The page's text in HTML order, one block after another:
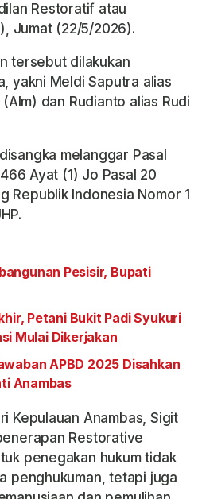
Restoratif atau
Jumat (22/5/2026).
tersebut dilakukan
yakni Meldi Saputra alias
dan Rudianto alias Rudi
melanggar Pasal
Ayat (1) Jo Pasal 20
Republik Indonesia Nomor 1
Pesisir, Bupati
Petani Bukit Padi Syukuri
Mulai Dikerjakan
APBD 2025 Disahkan
Anambas
Kepulauan Anambas, Sigit
Restorative
penegakan hukum tidak
penghukuman, tetapi juga